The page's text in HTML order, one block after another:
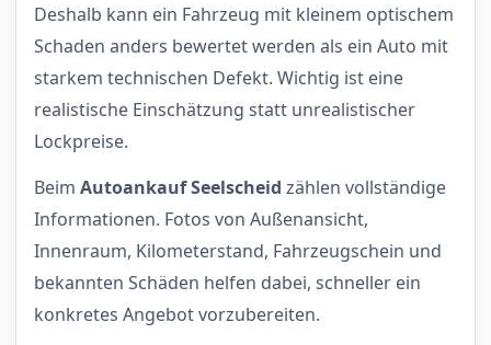
Deshalb kann ein Fahrzeug mit kleinem optischem
Schaden anders bewertet werden als ein Auto mit
starkem technischen Defekt. Wichtig ist eine
realistische Einschätzung statt unrealistischer
Lockpreise.
Beim Autoankauf Seelscheid zählen vollständige
Informationen. Fotos von Außenansicht,
Innenraum, Kilometerstand, Fahrzeugschein und
bekannten Schäden helfen dabei, schneller ein
konkretes Angebot vorzubereiten.